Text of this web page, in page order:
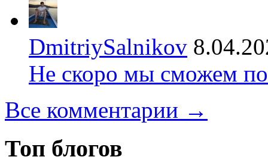
DmitriySalnikov
Не скоро мы сможем
Все комментарии →
Топ блогов